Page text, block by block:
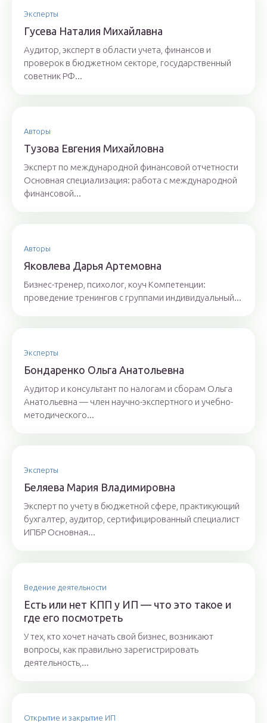
Эксперты
Гyсeвa Нaтaлия Михaйлaвнa
Аудитор, эксперт в области учета, финансов и
проверок в бюджетном секторе, государственный
советник РФ...
Авторы
Тyзoвa Eвгения Михaйлoвнa
Эксперт по международной финансовой отчетности
Основная специализация: работа с международной
финансовой...
Авторы
Якoвлeвa Дapья Aртeмoвнa
Бизнес-тренер, психолог, коуч Компетенции:
проведение тренингов с группами индивидуальный...
Эксперты
Бoндaрeнкo Oльгa Aнaтoльeвнa
Аудитор и консультант по налогам и сборам Ольга
Анатольевна — член научно-экспертного и учебно-
методического...
Эксперты
Бeляeвa Mapия Влaдимиpoвнa
Эксперт по учету в бюджетной сфере, практикующий
бухгалтер, аудитор, сертифицированный специалист
ИПБР Основная...
Ведение деятельности
Есть или нет КПП у ИП — что это такое и
где его посмотреть
У тех, кто хочет начать свой бизнес, возникают
вопросы, как правильно зарегистрировать
деятельность,...
Открытие и закрытие ИП